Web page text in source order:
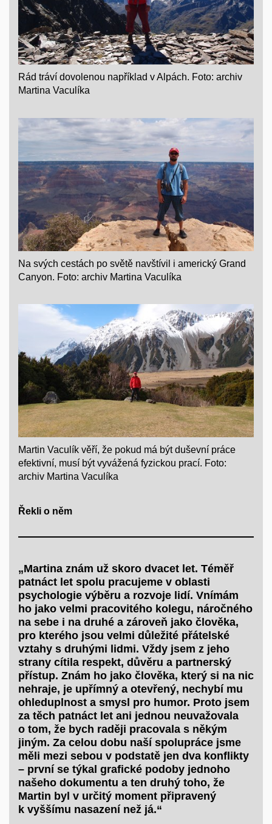
Rád tráví dovolenou například v Alpách. Foto: archiv
Martina Vaculíka
Na svých cestách po světě navštívil i americký Grand
Canyon. Foto: archiv Martina Vaculíka
Martin Vaculík věří, že pokud má být duševní práce
efektivní, musí být vyvážená fyzickou prací. Foto:
archiv Martina Vaculíka
Řekli o něm
„Martina znám už skoro dvacet let. Téměř
patnáct let spolu pracujeme v oblasti
psychologie výběru a rozvoje lidí. Vnímám
ho jako velmi pracovitého kolegu, náročného
na sebe i na druhé a zároveň jako člověka,
pro kterého jsou velmi důležité přátelské
vztahy s druhými lidmi. Vždy jsem z jeho
strany cítila respekt, důvěru a partnerský
přístup. Znám ho jako člověka, který si na nic
nehraje, je upřímný a otevřený, nechybí mu
ohleduplnost a smysl pro humor. Proto jsem
za těch patnáct let ani jednou neuvažovala
o tom, že bych raději pracovala s někým
jiným. Za celou dobu naší spolupráce jsme
měli mezi sebou v podstatě jen dva konflikty
– první se týkal grafické podoby jednoho
našeho dokumentu a ten druhý toho, že
Martin byl v určitý moment připravený
k vyššímu nasazení než já.“